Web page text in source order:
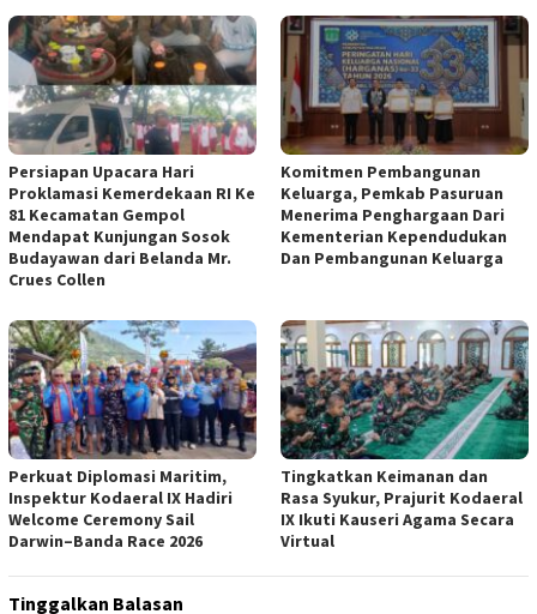
Persiapan Upacara Hari
Proklamasi Kemerdekaan RI Ke
81 Kecamatan Gempol
Mendapat Kunjungan Sosok
Budayawan dari Belanda Mr.
Crues Collen
Komitmen Pembangunan
Keluarga, Pemkab Pasuruan
Menerima Penghargaan Dari
Kementerian Kependudukan
Dan Pembangunan Keluarga
Perkuat Diplomasi Maritim,
Inspektur Kodaeral IX Hadiri
Welcome Ceremony Sail
Darwin–Banda Race 2026
Tingkatkan Keimanan dan
Rasa Syukur, Prajurit Kodaeral
IX Ikuti Kauseri Agama Secara
Virtual
Tinggalkan Balasan